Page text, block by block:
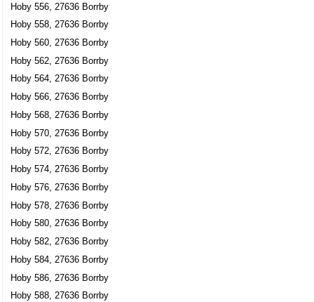
Hoby 556, 27636 Borrby
Hoby 558, 27636 Borrby
Hoby 560, 27636 Borrby
Hoby 562, 27636 Borrby
Hoby 564, 27636 Borrby
Hoby 566, 27636 Borrby
Hoby 568, 27636 Borrby
Hoby 570, 27636 Borrby
Hoby 572, 27636 Borrby
Hoby 574, 27636 Borrby
Hoby 576, 27636 Borrby
Hoby 578, 27636 Borrby
Hoby 580, 27636 Borrby
Hoby 582, 27636 Borrby
Hoby 584, 27636 Borrby
Hoby 586, 27636 Borrby
Hoby 588, 27636 Borrby